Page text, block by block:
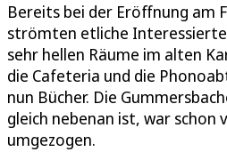
Bereits bei der Eröffnung am
strömten etliche
sehr hellen Räume im alten
die Cafeteria und die
nun Bücher. Die
gleich nebenan ist, war schon
umgezogen.